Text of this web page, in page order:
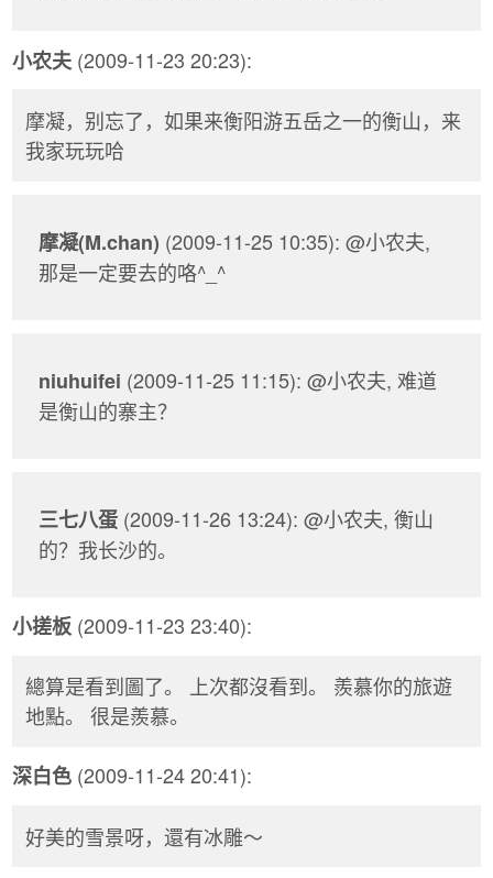
小农夫 (2009-11-23 20:23):
摩凝，别忘了，如果来衡阳游五岳之一的衡山，来
我家玩玩哈
摩凝(M.chan) (2009-11-25 10:35): @小农夫,
那是一定要去的咯^_^
niuhuifei (2009-11-25 11:15): @小农夫, 难道
是衡山的寨主？
三七八蛋 (2009-11-26 13:24): @小农夫, 衡山
的？我长沙的。
小搓板 (2009-11-23 23:40):
總算是看到圖了。 上次都沒看到。 羨慕你的旅遊
地點。 很是羨慕。
深白色 (2009-11-24 20:41):
好美的雪景呀，還有冰雕～